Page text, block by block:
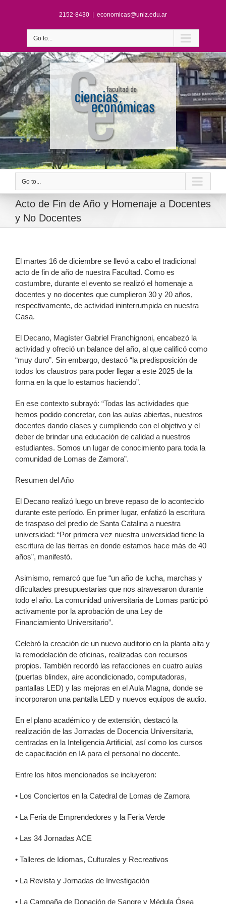
2152-8430 economicas@unlz.edu.ar
Go to...
Go to...
Acto de Fin de Año y Homenaje a Docentes
y No Docentes
El martes 16 de diciembre se llevó a cabo el tradicional
acto de fin de año de nuestra Facultad. Como es
costumbre, durante el evento se realizó el homenaje a
docentes y no docentes que cumplieron 30 y 20 años,
respectivamente, de actividad ininterrumpida en nuestra
Casa.
El Decano, Magíster Gabriel Franchignoni, encabezó la
actividad y ofreció un balance del año, al que calificó como
“muy duro”. Sin embargo, destacó “la predisposición de
todos los claustros para poder llegar a este 2025 de la
forma en la que lo estamos haciendo”.
En ese contexto subrayó: “Todas las actividades que
hemos podido concretar, con las aulas abiertas, nuestros
docentes dando clases y cumpliendo con el objetivo y el
deber de brindar una educación de calidad a nuestros
estudiantes. Somos un lugar de conocimiento para toda la
comunidad de Lomas de Zamora”.
Resumen del Año
El Decano realizó luego un breve repaso de lo acontecido
durante este período. En primer lugar, enfatizó la escritura
de traspaso del predio de Santa Catalina a nuestra
universidad: “Por primera vez nuestra universidad tiene la
escritura de las tierras en donde estamos hace más de 40
años”, manifestó.
Asimismo, remarcó que fue “un año de lucha, marchas y
dificultades presupuestarias que nos atravesaron durante
todo el año. La comunidad universitaria de Lomas participó
activamente por la aprobación de una Ley de
Financiamiento Universitario”.
Celebró la creación de un nuevo auditorio en la planta alta y
la remodelación de oficinas, realizadas con recursos
propios. También recordó las refacciones en cuatro aulas
(puertas blindex, aire acondicionado, computadoras,
pantallas LED) y las mejoras en el Aula Magna, donde se
incorporaron una pantalla LED y nuevos equipos de audio.
En el plano académico y de extensión, destacó la
realización de las Jornadas de Docencia Universitaria,
centradas en la Inteligencia Artificial, así como los cursos
de capacitación en IA para el personal no docente.
Entre los hitos mencionados se incluyeron:
• Los Conciertos en la Catedral de Lomas de Zamora
• La Feria de Emprendedores y la Feria Verde
• Las 34 Jornadas ACE
• Talleres de Idiomas, Culturales y Recreativos
• La Revista y Jornadas de Investigación
• La Campaña de Donación de Sangre y Médula Ósea